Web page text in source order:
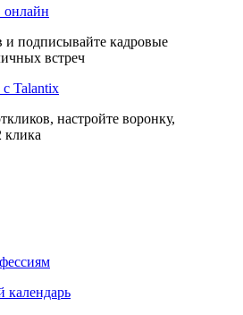
онлайн
и подписывайте кадровые
встреч
с Talantix
настройте воронку,
клика
календарь